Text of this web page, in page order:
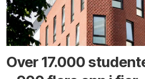
Over 17.000